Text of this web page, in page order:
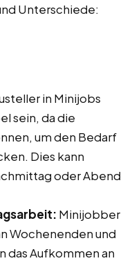
Unterschiede:
in Minijobs
sein, da die
um den Bedarf
Dies kann
oder Abend
Minijobber
Wochenenden und
das Aufkommen an